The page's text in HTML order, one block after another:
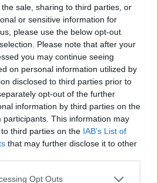
sale, sharing to third parties, or
or sensitive information for
please use the below opt-out
Please note that after your
you may continue seeing
on personal information utilized by
disclosed to third parties prior to
opt-out of the further
information by third parties on the
participants. This information may
third parties on the IAB’s List of
that may further disclose it to other
Opt Outs
του επί τουΜίλωνα του
επιτυχημένου παλαιστή
Αγώνων.
στην Αιτωλία για να βρει
Τίτορμο σε μονομαχία,
το ότι ήταν δυνατότερος
Η μονομαχία μεταξύ του
ωστόσο, δεν ήταν
αγώνας πάλης.